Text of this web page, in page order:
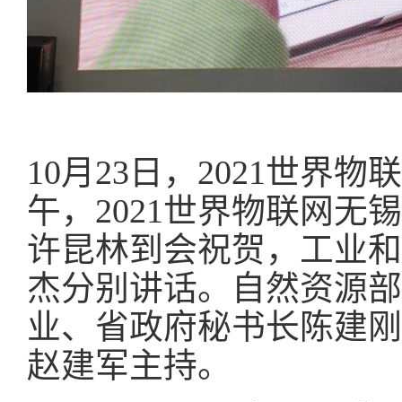
10月23日，2021世界物
午，2021世界物联网无
许昆林到会祝贺，工业
杰分别讲话。自然资源
业、省政府秘书长陈建
赵建军主持。